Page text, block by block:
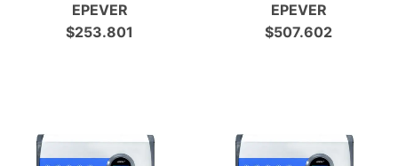
EPEVER
$253.801
EPEVER
$507.602